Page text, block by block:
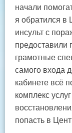
начали
я обратился в
инсульт с
предоставили
грамотные
самого входа
кабинете всё
комплекс
попасть в